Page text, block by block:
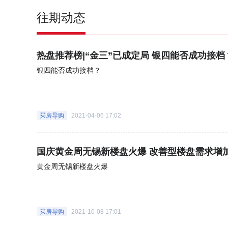
往期动态
热盘推荐榜|“金三”已成定局 银四能否成功接档
银四能否成功接档？
买房导购 2021-04-06 17:02
国庆黄金周无锡新楼盘火爆 改善型楼盘需求增
黄金周无锡新楼盘火爆
买房导购 2021-10-08 17:01